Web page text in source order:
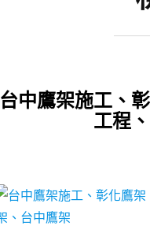
台中鷹架施工、
工程